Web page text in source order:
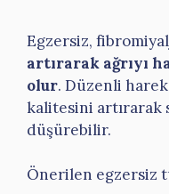
Egzersiz,
artırarak ağrıyı
olur. Düzenli
kalitesini artırarak
düşürebilir.
Önerilen egzersiz